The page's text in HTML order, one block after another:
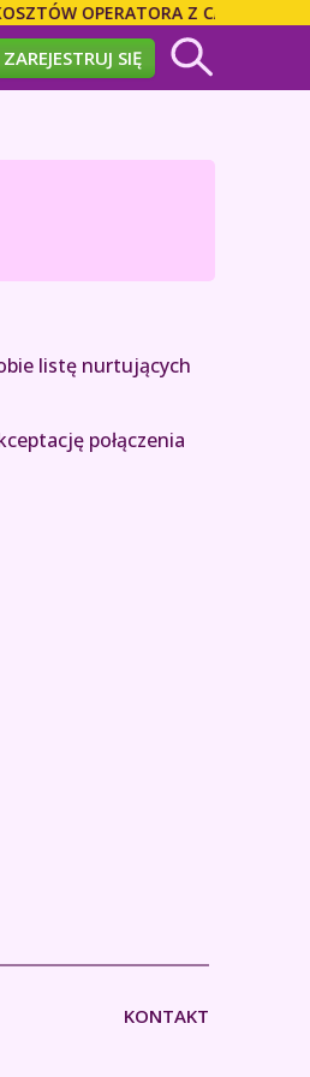
OPERATORA Z CAŁEGO
ZAREJESTRUJ SIĘ
listę nurtujących
połączenia
KONTAKT